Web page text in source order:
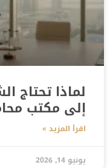
لماذا تحتاج
إلى مكتب
اقرأ المزيد »
يونيو 14, 2026